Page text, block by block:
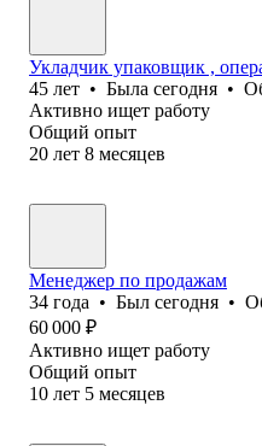
Укладчик упаковщик ,
45 лет • Была сегодня •
Активно ищет работу
Общий опыт
20 лет 8 месяцев
Менеджер по продажам
34 года • Был сегодня •
60 000 ₽
Активно ищет работу
Общий опыт
10 лет 5 месяцев